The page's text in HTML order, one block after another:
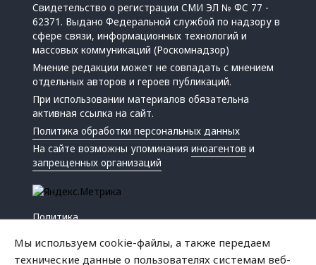
Свидетельство о регистрации СМИ ЭЛ № ФС 77 -
62371. Выдано Федеральной службой по надзору в
сфере связи, информационных технологий и
массовых коммуникаций (Роскомнадзор)
Мнение редакции может не совпадать с мнением
отдельных авторов и героев публикаций.
При использовании материалов обязательна
активная ссылка на сайт.
Политика обработки персональных данных
На сайте возможны упоминанияиноагентов и
запрещенных организаций
Политика
Мы используем cookie-файлы, а также передаем
технические данные о пользователях системам веб-